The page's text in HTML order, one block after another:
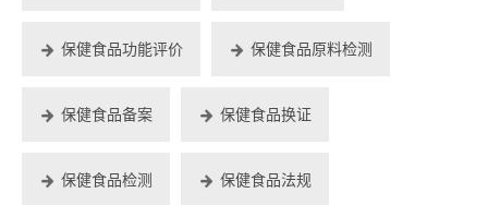
保健食品功能评价 保健食品原料检测
保健食品备案 保健食品换证
保健食品检测 保健食品法规